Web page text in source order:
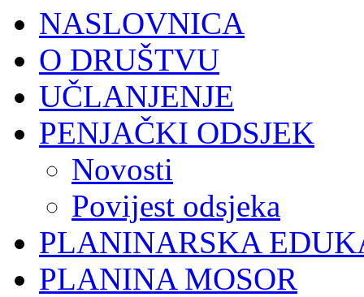
NASLOVNICA
O DRUŠTVU
UČLANJENJE
PENJAČKI ODSJEK
Novosti
Povijest odsjeka
PLANINARSKA
PLANINA MOSOR